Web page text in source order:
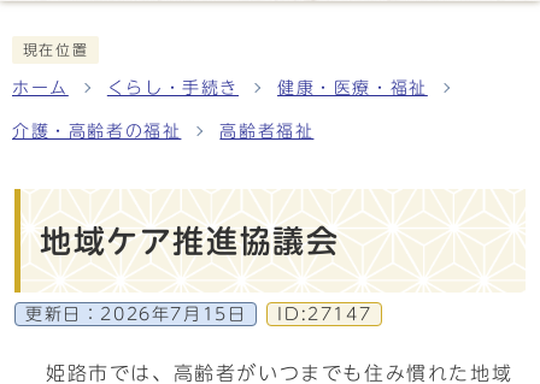
現在位置
ホーム くらし・手続き 健康・医療・福祉
介護・高齢者の福祉 高齢者福祉
地域ケア推進協議会
更新日： 2026年7月15日 ID:27147
姫路市では、高齢者がいつまでも住み慣れた地域